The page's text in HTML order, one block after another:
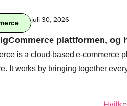
juli 30, 2026
plattformen, og
is a cloud-based e-commerce
It works by bringing together